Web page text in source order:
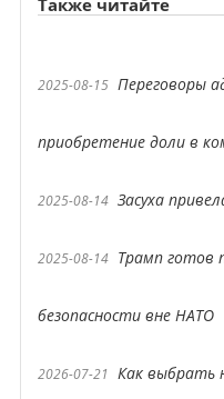
Также читайте
2025-08-15 Переговоры
приобретение доли в
2025-08-14 Засуха
2025-08-14 Трамп готов
безопасности вне НАТО
2026-07-21 Как выбрать